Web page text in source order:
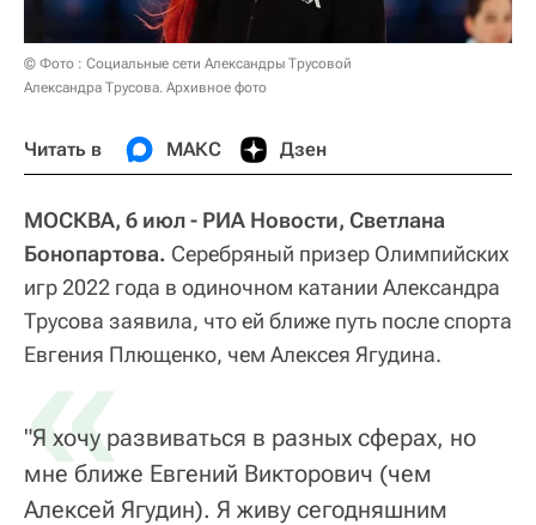
© Фото : Социальные сети Александры Трусовой
Александра Трусова. Архивное фото
Читать в МАКС Дзен
МОСКВА, 6 июл - РИА Новости, Светлана
Бонопартова. Серебряный призер Олимпийских
игр 2022 года в одиночном катании Александра
Трусова заявила, что ей ближе путь после спорта
Евгения Плющенко, чем Алексея Ягудина.
«
"Я хочу развиваться в разных сферах, но
мне ближе Евгений Викторович (чем
Алексей Ягудин). Я живу сегодняшним